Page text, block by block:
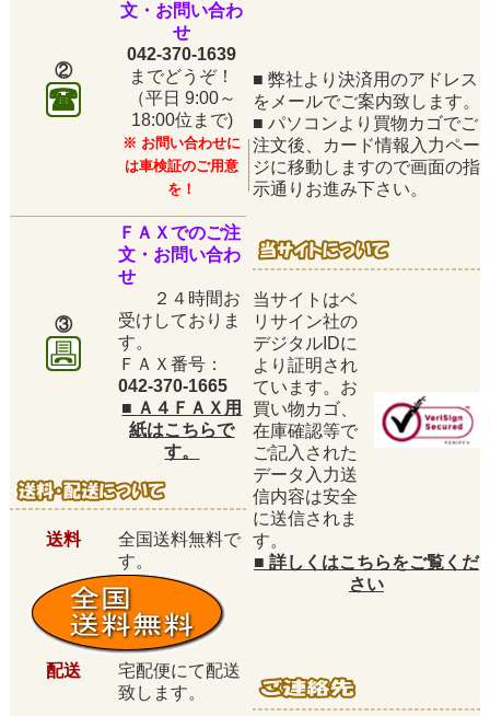
②
文・お問い合わ
せ
042-370-1639
までどうぞ！
（平日 9:00～
18:00位まで)
※ お問い合わせに
は車検証のご用意
を！
■ 弊社より決済用のアドレス
をメールでご案内致します。
■ パソコンより買物カゴでご
注文後、カード情報入力ペー
ジに移動しますので画面の指
示通りお進み下さい。
③
ＦＡＸでのご注
文・お問い合わ
せ
２４時間お
受けしておりま
す。
ＦＡＸ番号：
042-370-1665
当サイトはベ
リサイン社の
デジタルIDに
より証明され
ています。お
買い物カゴ、
在庫確認等で
ご記入された
データ入力送
信内容は安全
に送信されま
す。
■ 詳しくはこちらをご覧くだ
さい
■ Ａ４ＦＡＸ用
紙はこちらで
す。
送料
全国送料無料で
す。
配送
宅配便にて配送
致します。